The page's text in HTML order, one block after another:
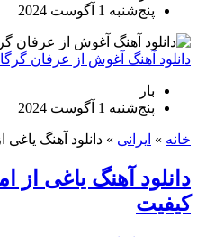
پنج‌شنبه 1 آگوست 2024
دانلود آهنگ آغوش از عرفان گرگانی
بار
پنج‌شنبه 1 آگوست 2024
خانه » ایرانی » دانلود آهنگ
دانلود آهنگ یاغی از
کیفیت